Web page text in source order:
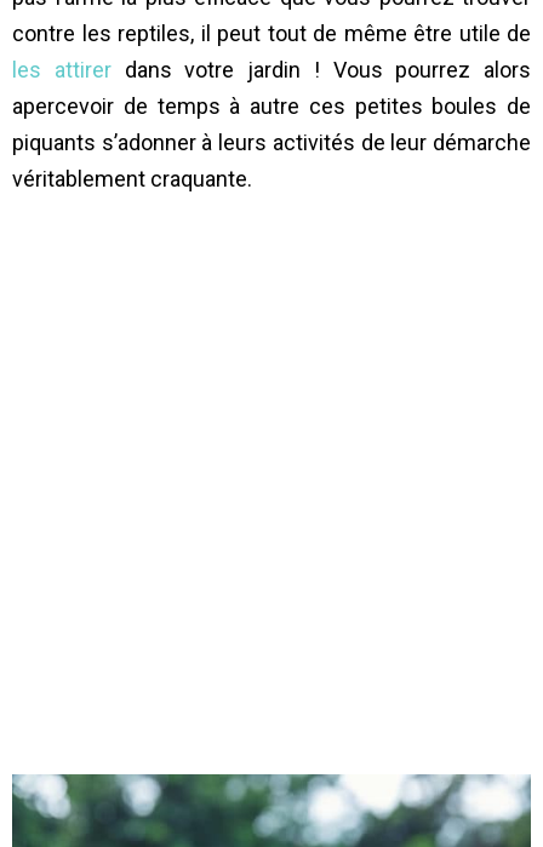
contre les reptiles, il peut tout de même être utile de
les attirerdans votre jardin ! Vous pourrez alors
apercevoir de temps à autre ces petites boules de
piquants s’adonner à leurs activités de leur démarche
véritablement craquante.